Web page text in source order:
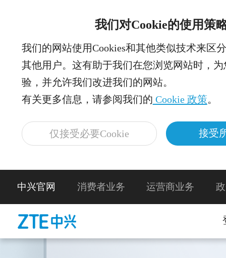
我们对Cookie的使用策
我们的网站使用Cookies和其他类似技术来区
其他用户。这有助于我们在您浏览网站时，
验，并允许我们改进我们的网站。
有关更多信息，请参阅我们的 Cookie 政策。
仅接受必要Cookie 接受
中兴官网 消费者业务 运营商业务